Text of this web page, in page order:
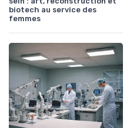
biotech au service des
femmes